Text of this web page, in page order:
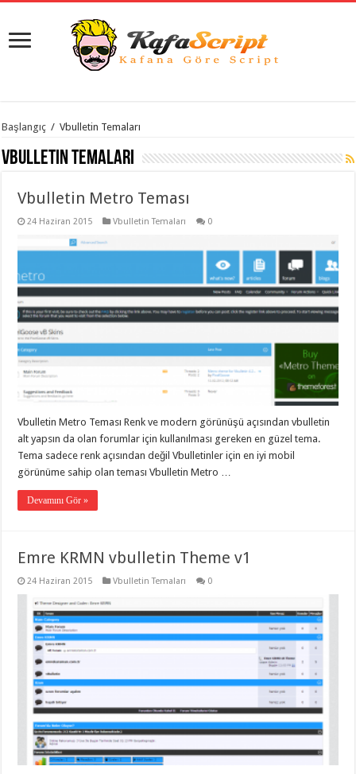
istanbul
evden
eve
organizasyon,
evden
taşımacılık,
gaziantep
evden
taşımacılık,
evden
taşımacılık,
gaziantep
evden
gaziantep
evden
taşımacılık,
gaziantep
taşımacılık,
taşımacılık,
taşımacılık
gaziantep
asansörlü
gaziantep
taşımacılık,
gaziantep
organizasyon,
gaziantep
organizasyon,
gaziantep
organizasyon,
gaziantep
Başlangıç / Vbulletin Temaları
Vbulletin Temaları
Vbulletin Metro Teması
24 Haziran 2015 Vbulletin Temaları 0
Vbulletin Metro Teması Renk ve modern görünüşü açısından vbulletin
alt yapsın da olan forumlar için kullanılması gereken en güzel tema.
Tema sadece renk açısından değil Vbulletinler için en iyi mobil
görünüme sahip olan teması Vbulletin Metro …
Devamını Gör »
Emre KRMN vbulletin Theme v1
24 Haziran 2015 Vbulletin Temaları 0